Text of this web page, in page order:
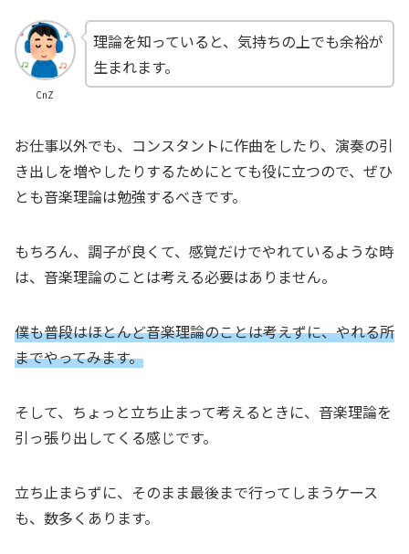
CnZ
理論を知っていると、気持ちの上でも余裕が
生まれます。
お仕事以外でも、コンスタントに作曲をしたり、演奏の引
き出しを増やしたりするためにとても役に立つので、ぜひ
とも音楽理論は勉強するべきです。
もちろん、調子が良くて、感覚だけでやれているような時
は、音楽理論のことは考える必要はありません。
僕も普段はほとんど音楽理論のことは考えずに、やれる所
までやってみます。
そして、ちょっと立ち止まって考えるときに、音楽理論を
引っ張り出してくる感じです。
立ち止まらずに、そのまま最後まで行ってしまうケース
も、数多くあります。